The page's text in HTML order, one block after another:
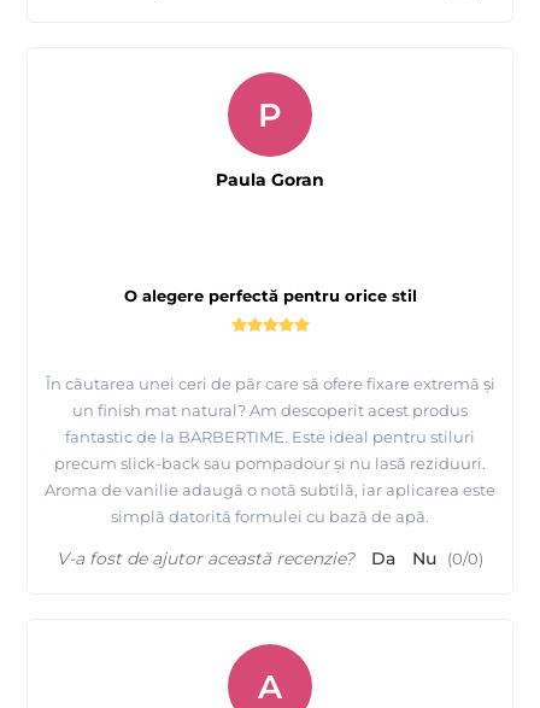
O alegere perfectă pentru orice stil
În căutarea unei ceri de păr care să ofere fixare extremă și
un finish mat natural? Am descoperit acest produs
fantastic de la BARBERTIME. Este ideal pentru stiluri
precum slick-back sau pompadour și nu lasă reziduuri.
Aroma de vanilie adaugă o notă subtilă, iar aplicarea este
simplă datorită formulei cu bază de apă.
P
Paula Goran
V-a fost de ajutor această recenzie? Da Nu (0/0)
A